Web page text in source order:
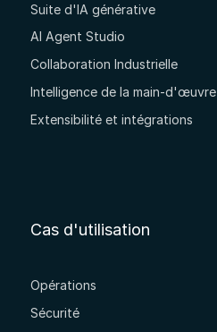
Suite d'IA générative
AI Agent Studio
Collaboration Industrielle
Intelligence de la main-d'œuvre
Extensibilité et intégrations
Cas d'utilisation
Opérations
Sécurité